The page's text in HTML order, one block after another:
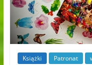
Książki Patronat